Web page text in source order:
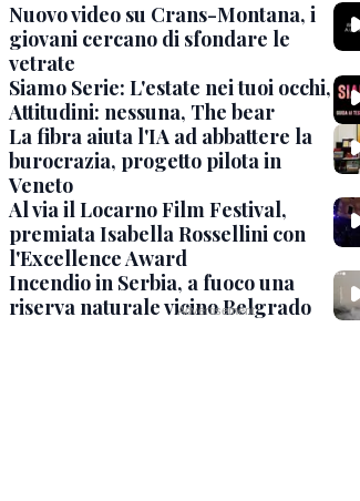
Nuovo video su Crans-Montana, i
giovani cercano di sfondare le
vetrate
Siamo Serie: L'estate nei tuoi occhi,
Attitudini: nessuna, The bear
La fibra aiuta l'IA ad abbattere la
burocrazia, progetto pilota in
Veneto
Al via il Locarno Film Festival,
premiata Isabella Rossellini con
l'Excellence Award
Incendio in Serbia, a fuoco una
riserva naturale vicino Belgrado